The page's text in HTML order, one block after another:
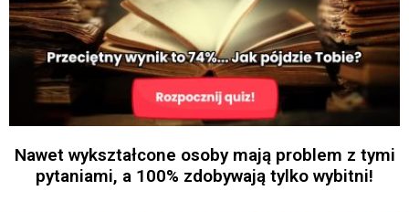
Nawet wykształcone osoby mają problem z tymi
pytaniami, a 100% zdobywają tylko wybitni!